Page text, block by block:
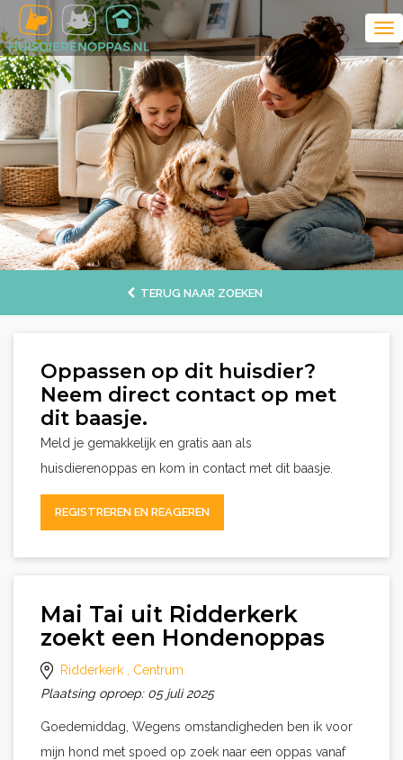
TERUG NAAR ZOEKEN
Oppassen op dit huisdier?
Neem direct contact op met
dit baasje.
Meld je gemakkelijk en gratis aan als
huisdierenoppas en kom in contact met dit baasje.
REGISTREREN EN REAGEREN
Mai Tai uit Ridderkerk
zoekt een Hondenoppas
Ridderkerk , Centrum
Plaatsing oproep: 05 juli 2025
Goedemiddag, Wegens omstandigheden ben ik voor
mijn hond met spoed op zoek naar een oppas vanaf